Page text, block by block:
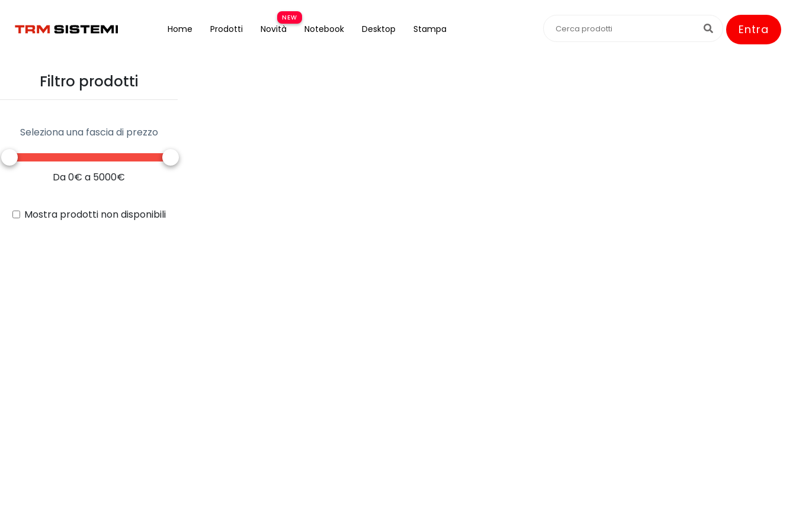
Home Prodotti Novità Notebook Desktop Stampa Entra
Filtro prodotti
Seleziona una fascia di prezzo
Da 0€ a 5000€
Mostra prodotti non disponibili